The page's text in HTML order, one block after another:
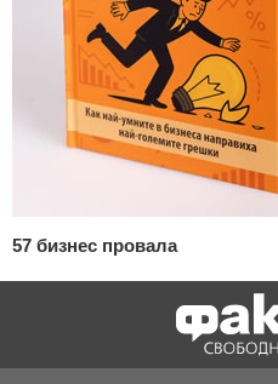
57 бизнес провала